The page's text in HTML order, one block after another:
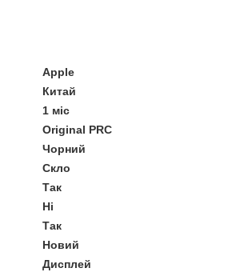
Apple
Китай
1 міс
Original PRC
Чорний
Скло
Так
Ні
Так
Новий
Дисплей